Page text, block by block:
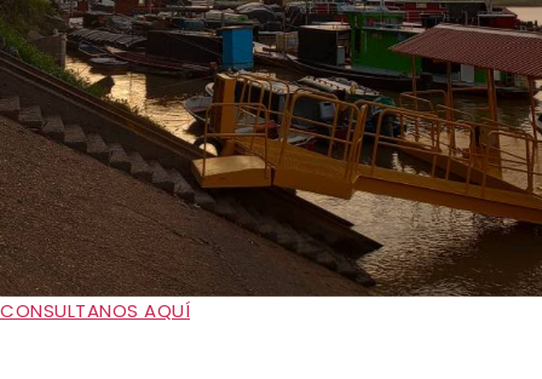
CONSULTANOS AQUÍ